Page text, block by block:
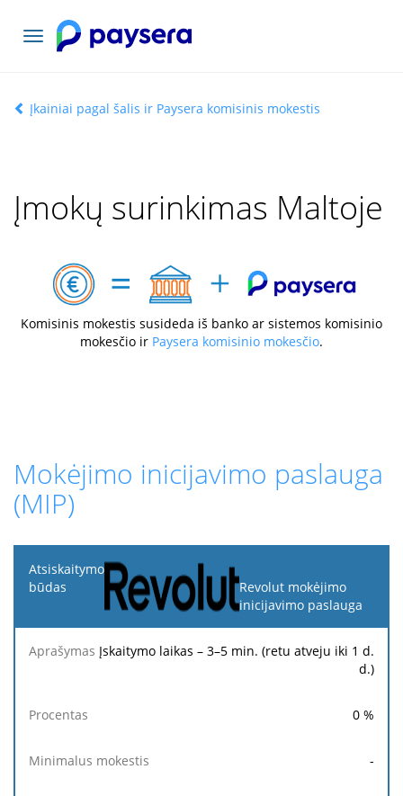
Toggle
navigation
Įkainiai pagal šalis ir Paysera komisinis mokestis
Įmokų surinkimas Maltoje
Komisinis mokestis susideda iš banko ar sistemos komisinio
mokesčio ir Paysera komisinio mokesčio.
Mokėjimo inicijavimo paslauga
(MIP)
Atsiskaitymo
būdas
Minimalus
mokestis
Maksimalus
mokestis
Revolut mokėjimo
inicijavimo paslauga
Įskaitymo laikas – 3–5 min. (retu atveju iki 1 d.
d.)
0 %
-